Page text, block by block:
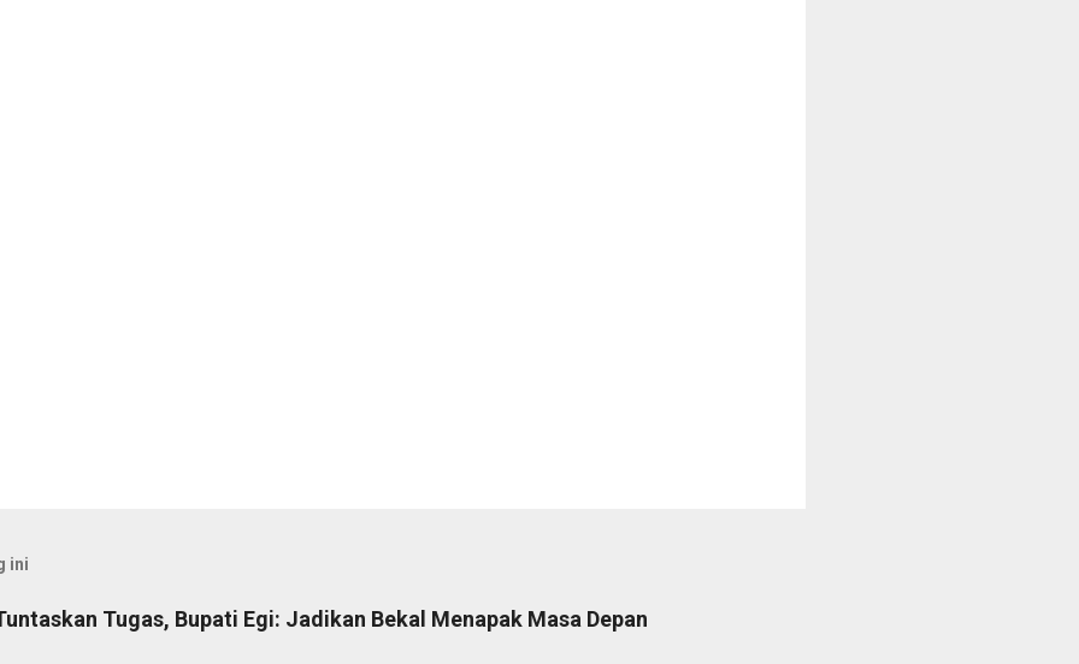
ini
Tugas, Bupati Egi: Jadikan Bekal Menapak Masa Depan